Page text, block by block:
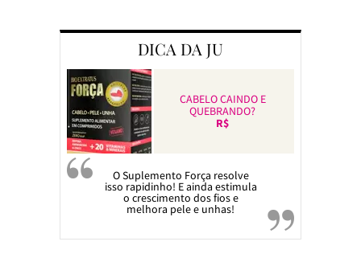
DICA DA JU
CABELO CAINDO E
QUEBRANDO?
R$
O Suplemento Força resolve
isso rapidinho! E ainda estimula
o crescimento dos fios e
melhora pele e unhas!